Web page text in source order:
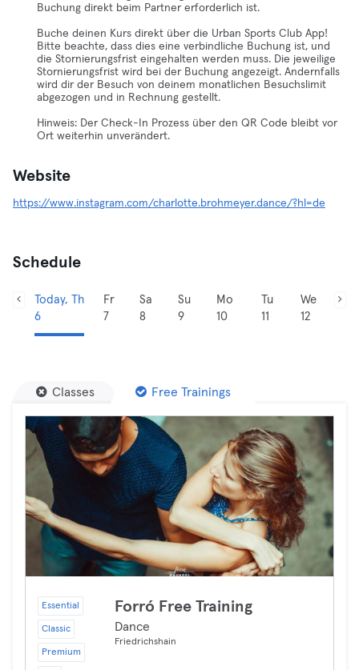
Buchung direkt beim Partner erforderlich ist.
Buche deinen Kurs direkt über die Urban Sports Club App!
Bitte beachte, dass dies eine verbindliche Buchung ist, und
die Stornierungsfrist eingehalten werden muss. Die jeweilige
Stornierungsfrist wird bei der Buchung angezeigt. Andernfalls
wird dir der Besuch von deinem monatlichen Besuchslimit
abgezogen und in Rechnung gestellt.
Hinweis: Der Check-In Prozess über den QR Code bleibt vor
Ort weiterhin unverändert.
Website
https://www.instagram.com/charlotte.brohmeyer.dance/?hl=de
Schedule
Today, Th
6
Fr
7
Sa
8
Su
9
Mo
10
Tu
11
We
12
Classes Free Trainings
Essential
Classic
Premium
Forró Free Training
Dance
Friedrichshain